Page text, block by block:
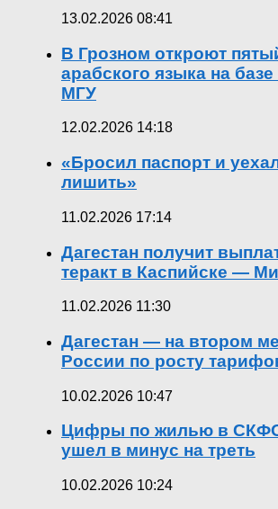
13.02.2026 08:41
В Грозном откроют
арабского языка на
МГУ
12.02.2026 14:18
«Бросил паспорт и
лишить»
11.02.2026 17:14
Дагестан получит
теракт в Каспийске —
11.02.2026 11:30
Дагестан — на втором
России по росту
10.02.2026 10:47
Цифры по жилью в
ушел в минус на треть
10.02.2026 10:24